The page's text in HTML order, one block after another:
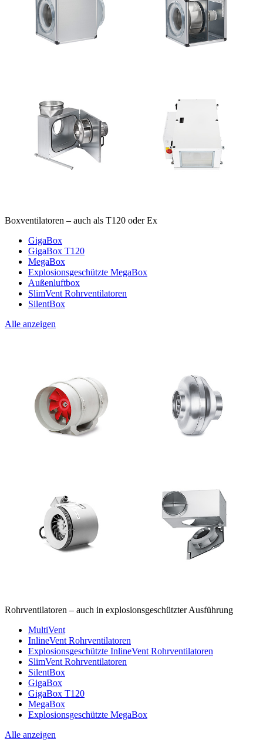
Boxventilatoren – auch als T120 oder Ex
GigaBox
GigaBox T120
MegaBox
Explosionsgeschützte MegaBox
Außenluftbox
SlimVent Rohrventilatoren
SilentBox
Alle anzeigen
Rohrventilatoren – auch in explosionsgeschützter Ausführung
MultiVent
InlineVent Rohrventilatoren
Explosionsgeschützte InlineVent Rohrventilatoren
SlimVent Rohrventilatoren
SilentBox
GigaBox
GigaBox T120
MegaBox
Explosionsgeschützte MegaBox
Alle anzeigen